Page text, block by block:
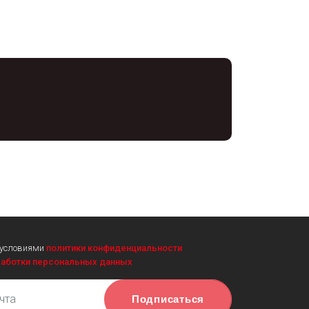
политики конфиденциальности
персональных данных